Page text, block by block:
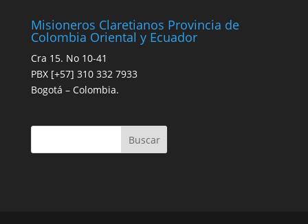
Misioneros Claretianos Provincia de
Colombia Oriental y Ecuador
Cra 15. No 10-41
PBX [+57] 310 332 7933
Bogotá – Colombia.